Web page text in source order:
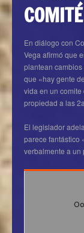
En diálogo con
Vega afirmó que
plantean
que «hay gente
vida en un
propiedad a las
El legislador
parece fantástico
verbalmente a un